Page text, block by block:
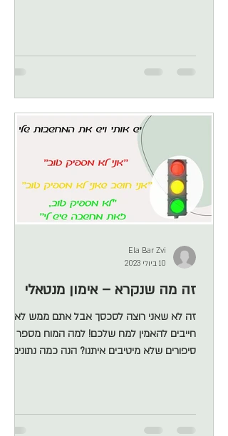
וכמובן לסבך תהליך של חיפוש דרך ובחירת
הרבה מאד אנשים מגיעים אלי מתוסכלים,
סקפטיים, לאחר שהיו בתהליכים ארוכים שלא
נשאו פרי. אני לא מתפלאה שהם נכנסים ב
הרחוב נקרא
זה מה שנקרא – אימון מנטאלי
זה לא שאני רוצה לסכסך אבל אתם ממש לא
חייבים להאמין למח שלכם! למה המוח מספר לנו
סיפורים שלא מיטיבים איתנו? הנה כמה נתונים:
שם קצת יותר שמש כי… 80% מהמחשבות שלנו
Ela Bar Zvi
10 ביולי 2023